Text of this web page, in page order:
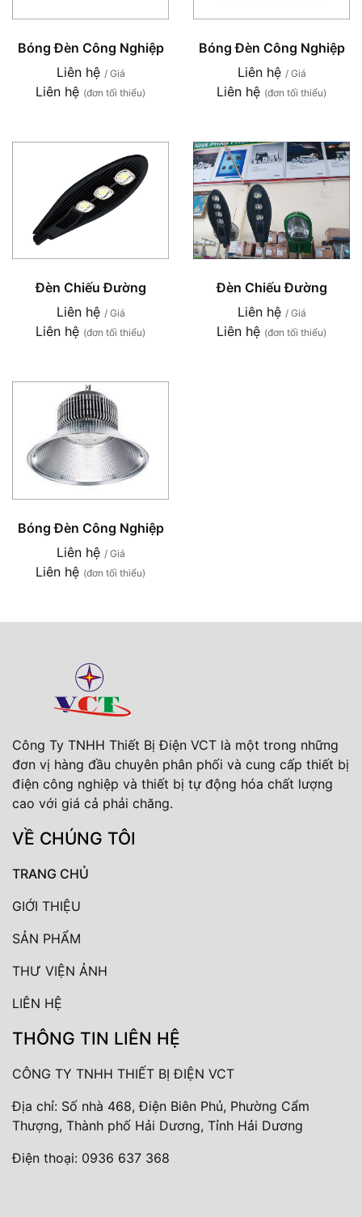
Bóng Đèn Công Nghiệp
Liên hệ / Giá
Liên hệ (đơn tối thiểu)
Bóng Đèn Công Nghiệp
Liên hệ / Giá
Liên hệ (đơn tối thiểu)
Đèn Chiếu Đường
Liên hệ / Giá
Liên hệ (đơn tối thiểu)
Đèn Chiếu Đường
Liên hệ / Giá
Liên hệ (đơn tối thiểu)
Bóng Đèn Công Nghiệp
Liên hệ / Giá
Liên hệ (đơn tối thiểu)
Công Ty TNHH Thiết Bị Điện VCT là một trong những
đơn vị hàng đầu chuyên phân phối và cung cấp thiết bị
điện công nghiệp và thiết bị tự động hóa chất lượng
cao với giá cả phải chăng.
VỀ CHÚNG TÔI
TRANG CHỦ
GIỚI THIỆU
SẢN PHẨM
THƯ VIỆN ẢNH
LIÊN HỆ
THÔNG TIN LIÊN HỆ
CÔNG TY TNHH THIẾT BỊ ĐIỆN VCT
Địa chỉ: Số nhà 468, Điện Biên Phủ, Phường Cẩm
Thượng, Thành phố Hải Dương, Tỉnh Hải Dương
Điện thoại: 0936 637 368